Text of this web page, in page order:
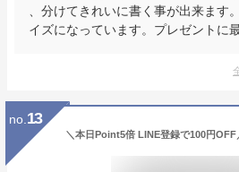
、分けてきれいに書く事が出来ます
イズになっています。プレゼントに
no. 13